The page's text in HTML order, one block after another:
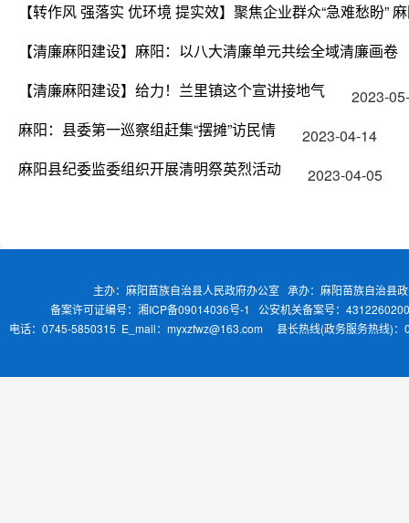
【转作风 强落实 优环境 提实效】聚焦企业群众“急难愁盼”
【清廉麻阳建设】麻阳：以八大清廉单元共绘全域清廉画卷
【清廉麻阳建设】给力！兰里镇这个宣讲接地气
2023-
麻阳：县委第一巡察组赶集“摆摊”访民情
2023-04-14
麻阳县纪委监委组织开展清明祭英烈活动
2023-04-05
主办：麻阳苗族自治县人民政府办公室 承办：麻阳苗族自治县
备案许可证编号：湘ICP备09014036号-1
公安机关备案号：
电话：0745-5850315 E_mail：myxzfwz@163.com 县长热线(政务服务热线)